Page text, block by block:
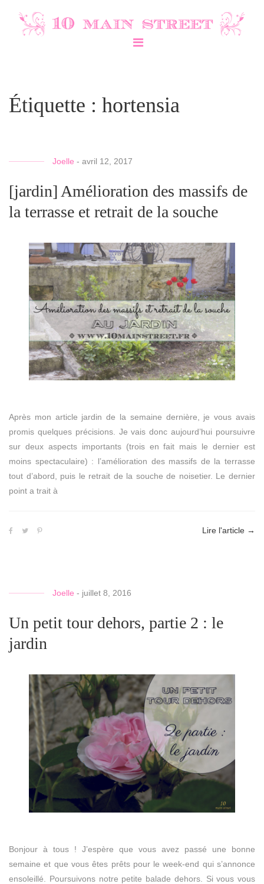
Étiquette : hortensia
Joelle - avril 12, 2017
[jardin] Amélioration des massifs de
la terrasse et retrait de la souche
Après mon article jardin de la semaine dernière, je vous avais
promis quelques précisions. Je vais donc aujourd’hui poursuivre
sur deux aspects importants (trois en fait mais le dernier est
moins spectaculaire) : l’amélioration des massifs de la terrasse
tout d’abord, puis le retrait de la souche de noisetier. Le dernier
point a trait à
Lire l'article →
Joelle - juillet 8, 2016
Un petit tour dehors, partie 2 : le
jardin
Bonjour à tous ! J’espère que vous avez passé une bonne
semaine et que vous êtes prêts pour le week-end qui s’annonce
ensoleillé. Poursuivons notre petite balade dehors. Si vous vous